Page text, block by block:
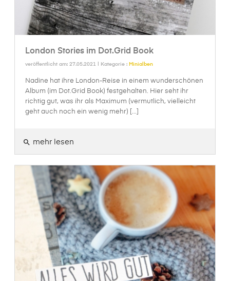
London Stories im Dot.Grid Book
veröffentlicht am: 27.05.2021 | Kategorie : Minialben
Nadine hat ihre London-Reise in einem wunderschönen
Album (im Dot.Grid Book) festgehalten. Hier seht ihr
richtig gut, was ihr als Maximum (vermutlich, vielleicht
geht auch noch ein wenig mehr) [...]
search mehr lesen